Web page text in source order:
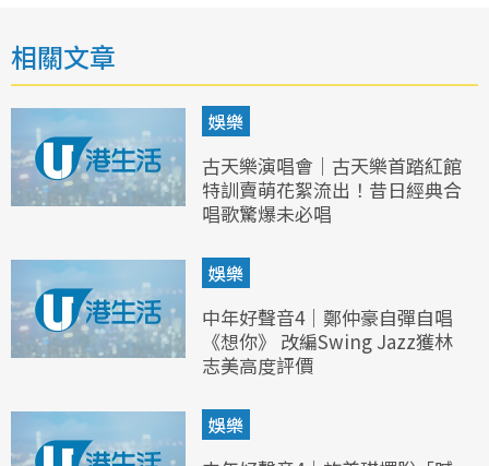
相關文章
娛樂
古天樂演唱會｜古天樂首踏紅館
特訓賣萌花絮流出！昔日經典合
唱歌驚爆未必唱
娛樂
中年好聲音4｜鄭仲豪自彈自唱
《想你》 改編Swing Jazz獲林
志美高度評價
娛樂